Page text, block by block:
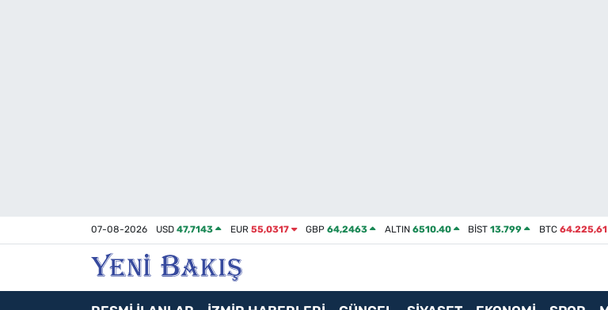
07-08-2026 USD47,7143 EUR 55,0317 GBP64,2463 ALTIN 6510.40 BİST13.799 BTC 64.225,61
Asayiş / Polis-Adliye
Magazin